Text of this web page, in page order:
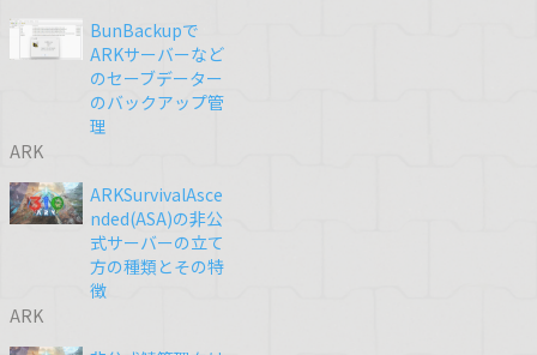
BunBackupで
ARKサーバーなど
のセーブデーター
のバックアップ管
理
ARK
ARKSurvivalAsce
nded(ASA)の非公
式サーバーの立て
方の種類とその特
徴
ARK